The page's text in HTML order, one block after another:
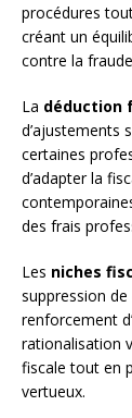
procédures
créant un
contre la
La déduction
d’ajustements
certaines
d’adapter la
des frais
Les niches
suppression
renforcement
rationalisation
fiscale tout en
vertueux.